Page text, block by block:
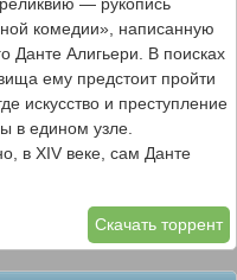
комедии», написанную
Данте Алигьери. В поисках
ему предстоит пройти
искусство и преступление
в едином узле.
в XIV веке, сам Данте
чтобы создать своё
произведение. Оба героя,
веками, движимы одной и
Скачать торрент